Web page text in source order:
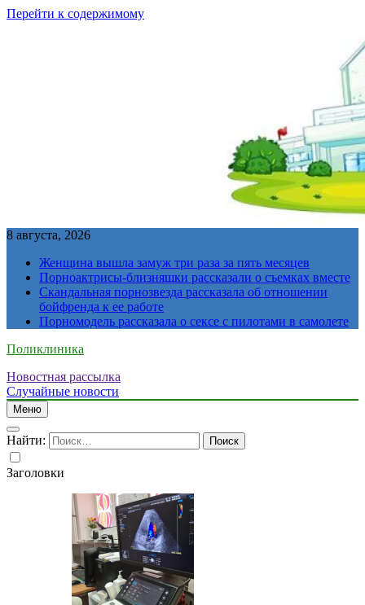
Перейти к содержимому
8 августа, 2026
Женщина вышла замуж три раза за пять месяцев
Порноактрисы-близняшки рассказали о съемках вместе
Скандальная порнозвезда рассказала об отношении
бойфренда к ее работе
Порномодель рассказала о сексе с пилотами в самолете
Поликлиника
Новостная рассылка
Случайные новости
Меню
Найти:
Заголовки